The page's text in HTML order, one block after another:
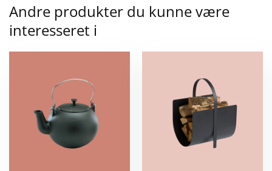
Andre produkter du kunne være
interesseret i